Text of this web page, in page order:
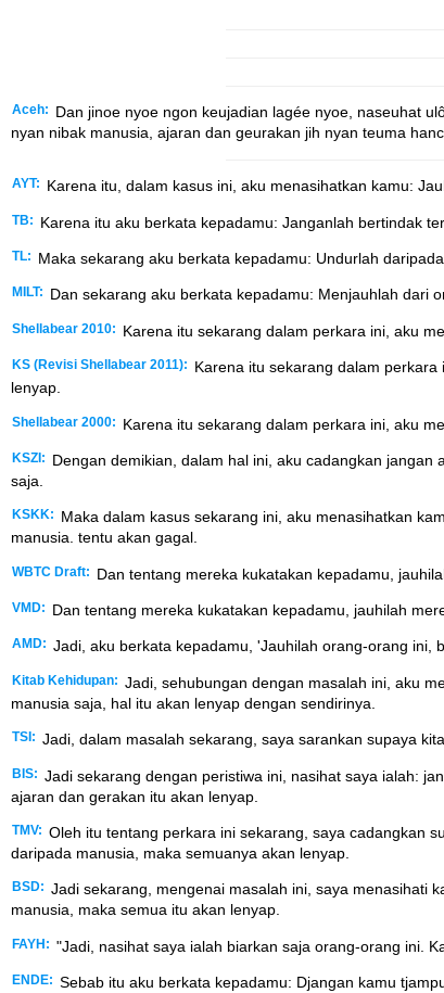
Aceh:
Dan jinoe nyoe ngon keujadian lagée nyoe, naseuhat
nyan nibak manusia, ajaran dan geurakan jih nyan teuma
AYT: Karena itu, dalam kasus ini, aku menasihatkan kamu:
TB: Karena itu aku berkata kepadamu: Janganlah bertindak
TL: Maka sekarang aku berkata kepadamu: Undurlah
MILT: Dan sekarang aku berkata kepadamu: Menjauhlah dari
Shellabear 2010: Karena itu sekarang dalam perkara ini, aku
KS (Revisi Shellabear 2011):
Karena itu sekarang dalam
lenyap.
Shellabear 2000: Karena itu sekarang dalam perkara ini, aku
KSZI:
Dengan demikian, dalam hal ini, aku cadangkan
saja.
KSKK:
Maka dalam kasus sekarang ini, aku menasihatkan
manusia. tentu akan gagal.
WBTC Draft: Dan tentang mereka kukatakan kepadamu,
VMD: Dan tentang mereka kukatakan kepadamu, jauhilah
AMD: Jadi, aku berkata kepadamu, 'Jauhilah orang-orang ini,
Kitab Kehidupan: Jadi, sehubungan dengan masalah ini, aku
manusia saja, hal itu akan lenyap dengan sendirinya.
TSI: Jadi, dalam masalah sekarang, saya sarankan supaya
BIS: Jadi sekarang dengan peristiwa ini, nasihat saya ialah:
ajaran dan gerakan itu akan lenyap.
TMV: Oleh itu tentang perkara ini sekarang, saya cadangkan
daripada manusia, maka semuanya akan lenyap.
BSD: Jadi sekarang, mengenai masalah ini, saya menasihati
manusia, maka semua itu akan lenyap.
FAYH: "Jadi, nasihat saya ialah biarkan saja orang-orang ini.
ENDE: Sebab itu aku berkata kepadamu: Djangan kamu